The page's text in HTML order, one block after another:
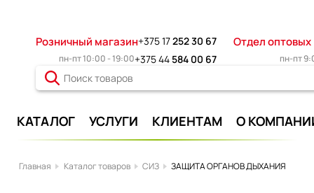
Розничный магазин+375 17252 30 67 Отдел
пн-пт 10:00 - 19:00+375 44 584 00 67 пн-пт
КАТАЛОГ УСЛУГИ КЛИЕНТАМ О
Главная Каталог товаров СИЗ ЗАЩИТА ОРГАНОВ ДЫХАНИЯ